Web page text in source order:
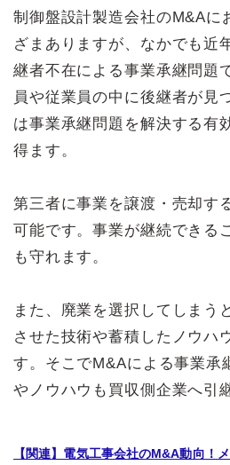
制御盤設計製造会社のM&Aに
ざまありますが、なかでも近
継者不在による事業承継問題
員や従業員の中に後継者が見
は事業承継問題を解決する有
得ます。
第三者に事業を譲渡・売却す
可能です。事業が継続できる
も守れます。
また、廃業を選択してしまう
させた技術や蓄積したノウハ
す。そこでM&Aによる事業承
やノウハウも買収側企業へ引
【関連】電気工事会社のM&A動向！